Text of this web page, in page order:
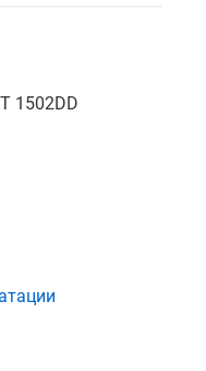
1502DD